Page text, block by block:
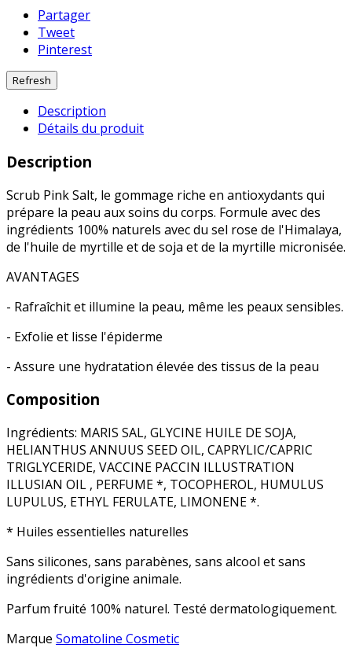
Partager
Tweet
Pinterest
Description
Détails du produit
Description
Scrub Pink Salt, le gommage riche en antioxydants qui
prépare la peau aux soins du corps. Formule avec des
ingrédients 100% naturels avec du sel rose de l'Himalaya,
de l'huile de myrtille et de soja et de la myrtille micronisée.
AVANTAGES
- Rafraîchit et illumine la peau, même les peaux sensibles.
- Exfolie et lisse l'épiderme
- Assure une hydratation élevée des tissus de la peau
Composition
Ingrédients: MARIS SAL, GLYCINE HUILE DE SOJA,
HELIANTHUS ANNUUS SEED OIL, CAPRYLIC/CAPRIC
TRIGLYCERIDE, VACCINE PACCIN ILLUSTRATION
ILLUSIAN OIL , PERFUME *, TOCOPHEROL, HUMULUS
LUPULUS, ETHYL FERULATE, LIMONENE *.
* Huiles essentielles naturelles
Sans silicones, sans parabènes, sans alcool et sans
ingrédients d'origine animale.
Parfum fruité 100% naturel. Testé dermatologiquement.
Marque Somatoline Cosmetic